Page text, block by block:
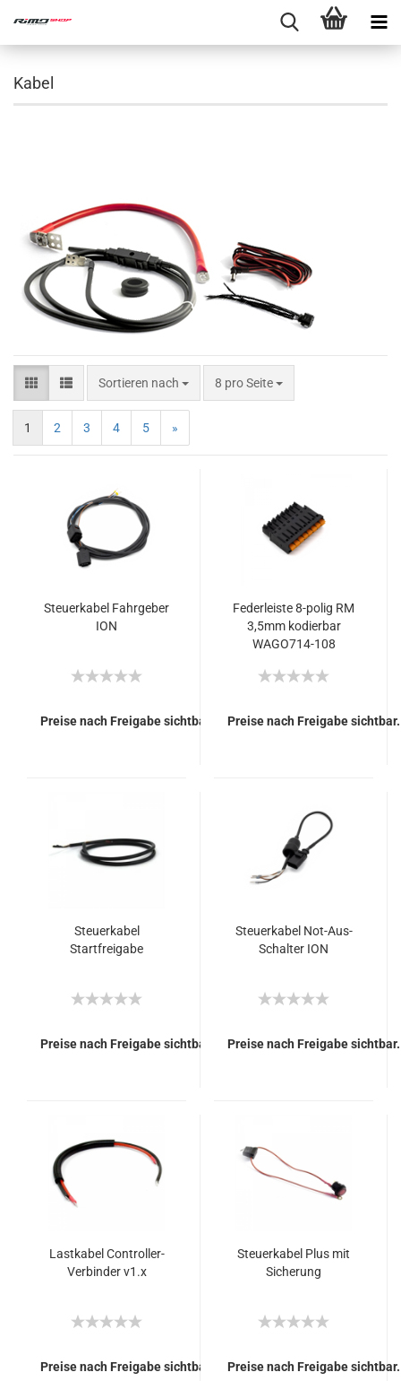
Kabel
Sortieren nach 8 pro Seite
1 2 3 4 5 »
Steuerkabel Fahrgeber
ION
Preise nach Freigabe sichtbar.
Federleiste 8-polig RM
3,5mm kodierbar
WAGO714-108
Preise nach Freigabe sichtbar.
Steuerkabel
Startfreigabe
Preise nach Freigabe sichtbar.
Steuerkabel Not-Aus-
Schalter ION
Preise nach Freigabe sichtbar.
Lastkabel Controller-
Verbinder v1.x
Preise nach Freigabe sichtbar.
Steuerkabel Plus mit
Sicherung
Preise nach Freigabe sichtbar.